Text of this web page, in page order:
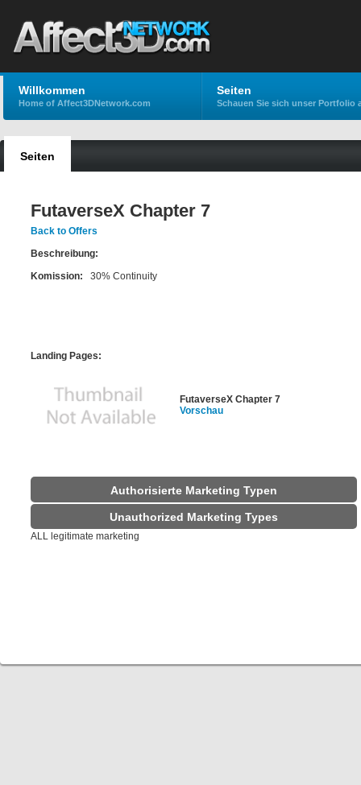
Willkommen
Home of Affect3DNetwork.com
Seiten
Schauen Sie sich unser Portfolio
Seiten
FutaverseX Chapter 7
Back to Offers
Beschreibung:
Komission: 30% Continuity
Landing Pages:
FutaverseX Chapter 7
Vorschau
Authorisierte Marketing Typen
Unauthorized Marketing Types
ALL legitimate marketing